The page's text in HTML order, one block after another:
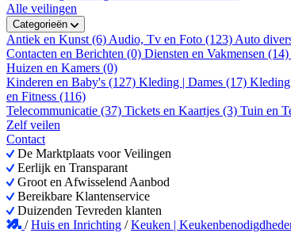
Alle veilingen
Categorieën
Antiek en Kunst (6) Audio, Tv en Foto (123) Auto
Contacten en Berichten (0) Diensten en Vakmensen (14)
Huizen en Kamers (0)
Kinderen en Baby's (127) Kleding | Dames (17)
en Fitness (116)
Telecommunicatie (37) Tickets en Kaartjes (3) Tuin en
Zelf veilen
Contact
De Marktplaats voor Veilingen
Eerlijk en Transparant
Groot en Afwisselend Aanbod
Bereikbare Klantenservice
Duizenden Tevreden klanten
/Huis en Inrichting /Keuken |